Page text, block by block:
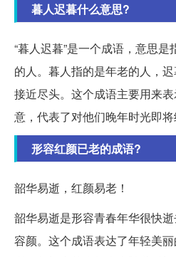
暮人迟暮什么意思?
“暮人迟暮”是一个成语，意思
的人。暮人指的是年老的人，
接近尽头。这个成语主要用来
意，代表了对他们晚年时光即将
形容红颜已老的成语?
韶华易逝，红颜易老！
韶华易逝是形容青春年华很快
容颜。这个成语表达了年轻美